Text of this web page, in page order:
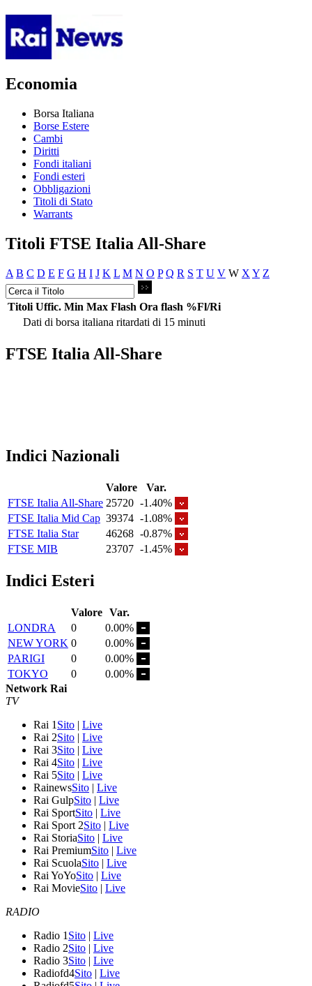
Economia
Borsa Italiana
Borse Estere
Cambi
Diritti
Fondi italiani
Fondi esteri
Obbligazioni
Titoli di Stato
Warrants
Titoli FTSE Italia All-Share
A B C D E F G H I J K L M N O P Q R S T U V W X Y Z
Titoli Uffic. Min Max Flash Ora flash %Fl/Ri
Dati di borsa italiana ritardati di 15 minuti
FTSE Italia All-Share
Indici Nazionali
Valore
Var.
FTSE Italia All-Share 25720 -1.40%
FTSE Italia Mid Cap 39374 -1.08%
FTSE Italia Star
46268 -0.87%
FTSE MIB
23707 -1.45%
Indici Esteri
Valore Var.
LONDRA
0
0.00%
NEW YORK 0
0.00%
PARIGI
0
0.00%
TOKYO
0
0.00%
Network Rai
TV
Rai 1 Sito | Live
Rai 2Sito | Live
Rai 3Sito | Live
Rai 4Sito | Live
Rai 5Sito | Live
RainewsSito | Live
Rai GulpSito | Live
Rai SportSito | Live
Rai Sport 2Sito | Live
Rai StoriaSito | Live
Rai PremiumSito | Live
Rai ScuolaSito | Live
Rai YoYoSito | Live
Rai MovieSito | Live
RADIO
Radio 1 Sito | Live
Radio 2Sito | Live
Radio 3Sito | Live
Radiofd4Sito | Live